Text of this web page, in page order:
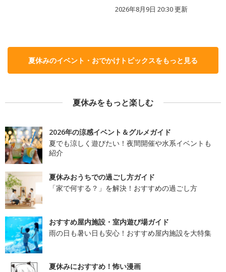
2026年8月9日 20:30更新
夏休みのイベント・おでかけトピックスをもっと見る
夏休みをもっと楽しむ
2026年の涼感イベント＆グルメガイド
夏でも涼しく遊びたい！夜間開催や水系イベントも
紹介
夏休みおうちでの過ごし方ガイド
「家で何する？」を解決！おすすめの過ごし方
おすすめ屋内施設・室内遊び場ガイド
雨の日も暑い日も安心！おすすめ屋内施設を大特集
夏休みにおすすめ！怖い漫画